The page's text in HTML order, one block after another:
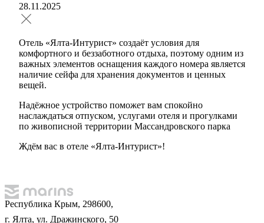
28.11.2025
Отель «Ялта-Интурист» создаёт условия для
комфортного и беззаботного отдыха, поэтому одним из
важных элементов оснащения каждого номера является
наличие сейфа для хранения документов и ценных
вещей.
Надёжное устройство поможет вам спокойно
наслаждаться отпуском, услугами отеля и прогулками
по живописной территории Массандровского парка
Ждём вас в отеле «Ялта-Интурист»!
Республика Крым, 298600,
г. Ялта, ул. Дражинского, 50